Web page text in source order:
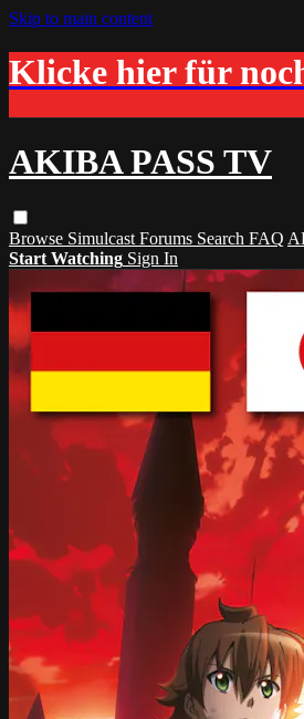
Skip to main content
Klicke hier für
AKIBA PASS TV
Browse Simulcast Forums Search FAQ
Start Watching Sign In